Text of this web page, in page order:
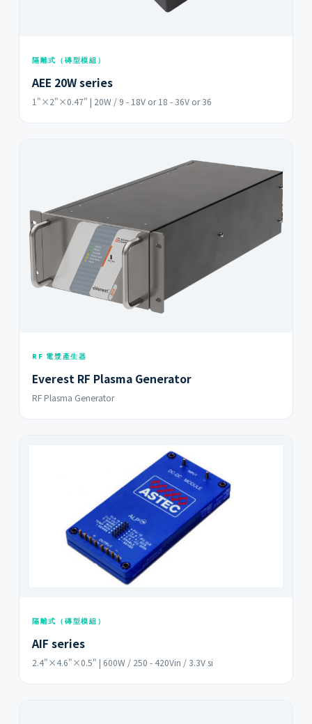
隔離式（磚型模組）
AEE 20W series
1"×2"×0.47" | 20W / 9 - 18V or 18 - 36V or 36
RF 電漿產生器
Everest RF Plasma Generator
RF Plasma Generator
隔離式（磚型模組）
AIF series
2.4"×4.6"×0.5" | 600W / 250 - 420Vin / 3.3V si